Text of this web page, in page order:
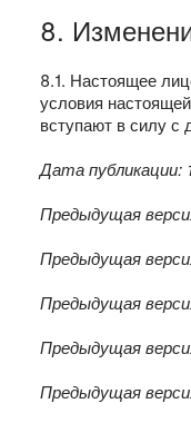
8.
8.1. Настоящее
условия
вступают в силу с
Дата публикации:
Предыдущая
Предыдущая
Предыдущая
Предыдущая
Предыдущая